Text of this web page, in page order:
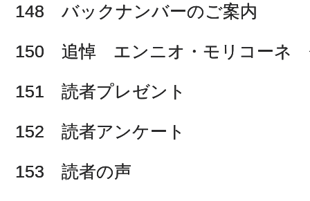
148 バックナンバーのご案内
150 追悼 エンニオ・モリコーネ
151 読者プレゼント
152 読者アンケート
153 読者の声